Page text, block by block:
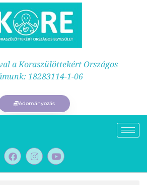
a Koraszülöttekért Országos
18283114-1-06
Adományozás